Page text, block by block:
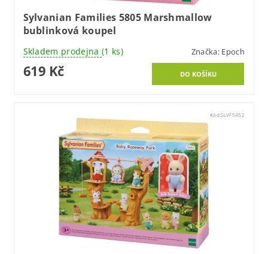
Sylvanian Families 5805 Marshmallow
bublinková koupel
Skladem prodejna (1 ks) Značka: Epoch
619 Kč
Kód:SLVF5452